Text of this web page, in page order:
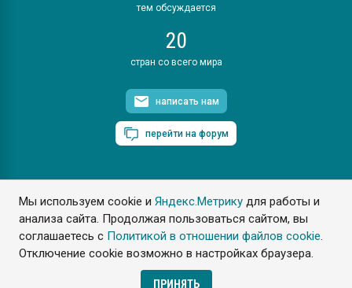
Мы используем cookie иЯндекс.Метрику для работы и
анализа сайта. Продолжая пользоваться сайтом, вы
соглашаетесь с Политикой в отношении файлов cookie.
Отключение cookie возможно в настройках браузера.
ПРИНЯТЬ
тем обсуждается
20
стран со всего мира
написать нам
перейти на форум
ПластЭксперт © 2006. Все права защищены
Разрешается копирование материалов сайта с обязательной
ссылкой на www.e-plastic.ru
Разработка сайта